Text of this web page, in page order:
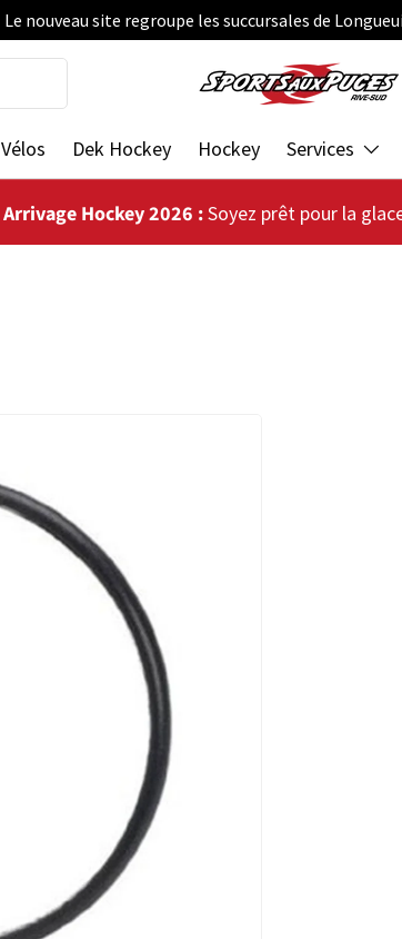
Le nouveau site regroupe les succursales de
Vélos Dek Hockey Hockey Services
Arrivage Hockey 2026 :Soyez prêt pour la